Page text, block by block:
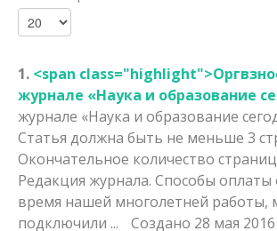
Культурология
Науки о земле
1. <span
журнале «Наука и образование
журнале «Наука и образование
Статья должна быть не меньше 3
Окончательное количество
Редакция журнала. Способы оплаты
время нашей многолетней работы,
подключили ...
Создано 28 мая 2016